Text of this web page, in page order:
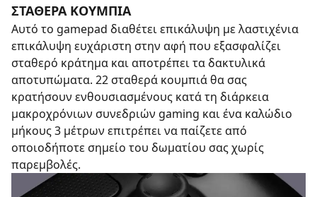
ΣΤΑΘΕΡΑ ΚΟΥΜΠΙΑ
Αυτό το gamepad διαθέτει επικάλυψη με λαστιχένια
επικάλυψη ευχάριστη στην αφή που εξασφαλίζει
σταθερό κράτημα και αποτρέπει τα δακτυλικά
αποτυπώματα. 22 σταθερά κουμπιά θα σας
κρατήσουν ενθουσιασμένους κατά τη διάρκεια
μακροχρόνιων συνεδριών gaming και ένα καλώδιο
μήκους 3 μέτρων επιτρέπει να παίζετε από
οποιοδήποτε σημείο του δωματίου σας χωρίς
παρεμβολές.